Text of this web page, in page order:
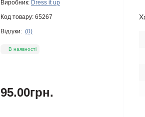
Виробник: Dress it up
Код товару: 65267
Відгуки: (0)
В наявності
95.00грн.